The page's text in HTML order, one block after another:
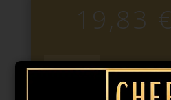
19,83 €
Plato